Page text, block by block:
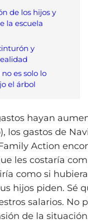
de los hijos y
la escuela
y
es solo lo
el árbol
hayan
los gastos de
Action
les costaría
como si
hijos piden. Sé
salarios.
de la